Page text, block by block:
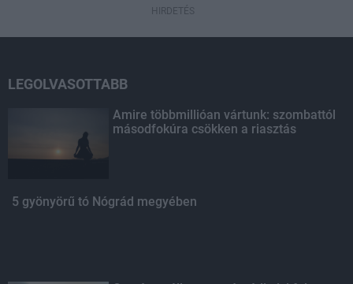
HIRDETÉS
LEGOLVASOTTABB
Amire többmillióan vártunk: szombattól
másodfokúra csökken a riasztás
5 gyönyörű tó Nógrád megyében